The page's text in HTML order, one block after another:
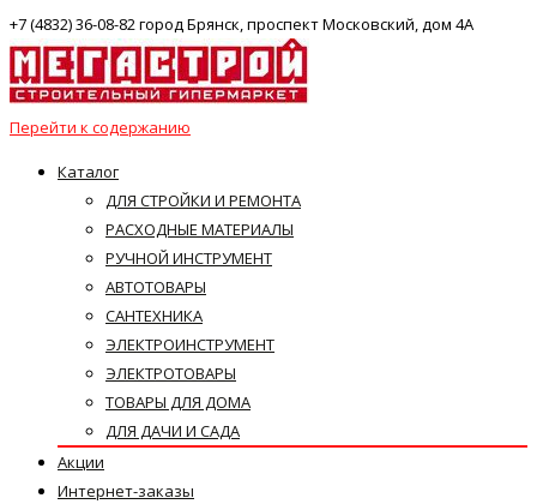
+7 (4832) 36-08-82 город Брянск, проспект Московский, дом 4А
Перейти к содержанию
Каталог
ДЛЯ СТРОЙКИ И РЕМОНТА
РАСХОДНЫЕ МАТЕРИАЛЫ
РУЧНОЙ ИНСТРУМЕНТ
АВТОТОВАРЫ
САНТЕХНИКА
ЭЛЕКТРОИНСТРУМЕНТ
ЭЛЕКТРОТОВАРЫ
ТОВАРЫ ДЛЯ ДОМА
ДЛЯ ДАЧИ И САДА
Акции
Интернет-заказы